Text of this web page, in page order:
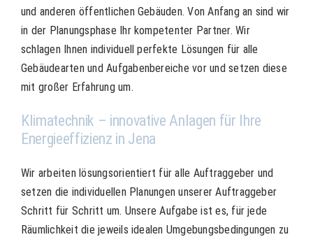
und anderen öffentlichen Gebäuden. Von Anfang an sind wir
in der Planungsphase Ihr kompetenter Partner. Wir
schlagen Ihnen individuell perfekte Lösungen für alle
Gebäudearten und Aufgabenbereiche vor und setzen diese
mit großer Erfahrung um.
Klimatechnik – innovative Anlagen für Ihre
Energieeffizienz in Jena
Wir arbeiten lösungsorientiert für alle Auftraggeber und
setzen die individuellen Planungen unserer Auftraggeber
Schritt für Schritt um. Unsere Aufgabe ist es, für jede
Räumlichkeit die jeweils idealen Umgebungsbedingungen zu